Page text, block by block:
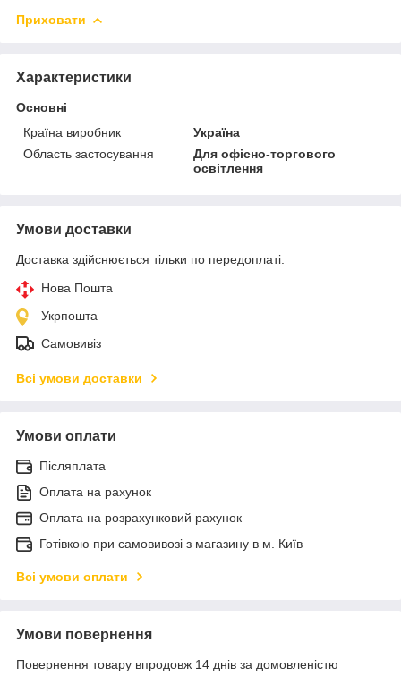
Приховати
Характеристики
Основні
Країна виробник
Україна
Область застосування
Для офісно-торгового
освітлення
Умови доставки
Доставка здійснюється тільки по передоплаті.
Нова Пошта
Укрпошта
Самовивіз
Всі умови доставки
Умови оплати
Післяплата
Оплата на рахунок
Оплата на розрахунковий рахунок
Готівкою при самовивозі з магазину в м. Київ
Всі умови оплати
Умови повернення
Повернення товару впродовж 14 днів за домовленістю